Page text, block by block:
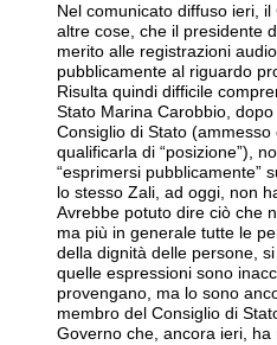
Nel comunicato diffuso ieri,
altre cose, che il presidente
merito alle registrazioni
pubblicamente al riguardo
Risulta quindi difficile
Stato Marina Carobbio,
Consiglio di Stato
qualificarla di “posizione”),
“esprimersi pubblicamente”
lo stesso Zali, ad oggi, non
Avrebbe potuto dire ciò che
ma più in generale tutte le
della dignità delle persone,
quelle espressioni sono
provengano, ma lo sono
membro del Consiglio di
Governo che, ancora ieri,